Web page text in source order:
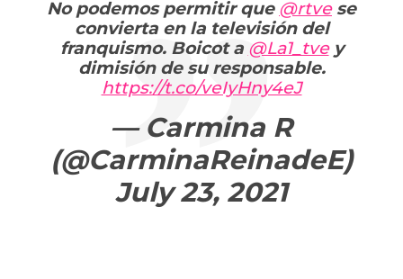
No podemos permitir que @rtvese
convierta en la televisión del
franquismo. Boicot a @La1_tvey
dimisión de su responsable.
https://t.co/veIyHny4eJ
— Carmina R
(@CarminaReinadeE)
July 23, 2021